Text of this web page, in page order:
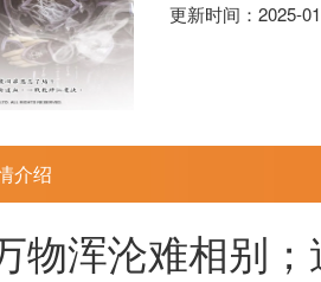
更新时间：2025-
介绍
物浑沦难相